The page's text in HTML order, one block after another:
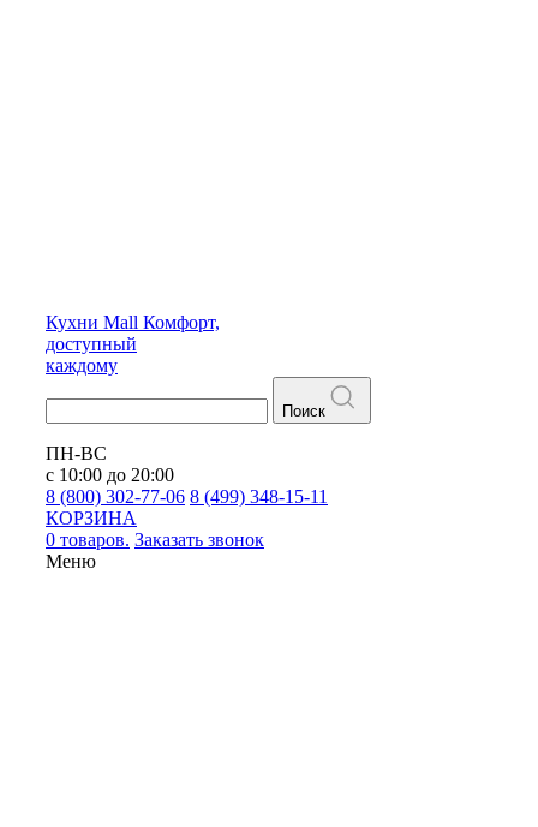
Кухни Mall Комфорт,
доступный
каждому
Поиск
ПН-ВС
с 10:00 до 20:00
8 (800) 302-77-06 8 (499) 348-15-11
КОРЗИНА
0 товаров. Заказать звонок
Меню